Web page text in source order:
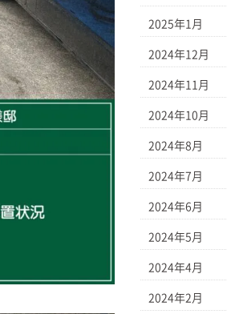
2025年1月
2024年12月
2024年11月
2024年10月
2024年8月
2024年7月
2024年6月
2024年5月
2024年4月
2024年2月